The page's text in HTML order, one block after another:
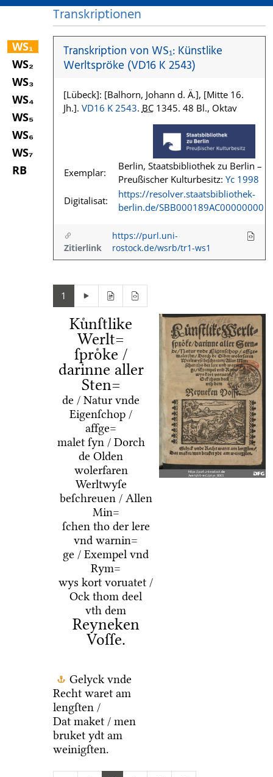
WS₁
WS₂
WS₃
WS₄
WS₅
WS₆
WS₇
RB
Transkriptionen
Transkription von WS₁: Künstlike
Werltspröke (VD16 K 2543)
[Lübeck]: [Balhorn, Johann d. Ä.], [Mitte 16.
Jh.]. VD16 K 2543. BC1345. 48 Bl., Oktav
Exemplar:
Berlin, Staatsbibliothek zu Berlin –
Preußischer Kulturbesitz: Yc 1998
Digitalisat:
https://resolver.staatsbibliothek-
berlin.de/SBB000189AC00000000
Zitierlink
https://purl.uni-
rostock.de/wsrb/tr1-ws1
1
Kuͤnſtlike
Werlt=
ſproͤke /
darinne aller
Sten=
de / Natur vnde
Eigenſchop /
affge=
malet ſyn / Dorch
de Olden
wolerfaren
Werltwyſe
beſchreuen / Allen
Min=
ſchen tho der lere
vnd warnin=
ge / Exempel vnd
Rym=
wys kort voruatet /
Ock thom deel
vth dem
Reyneken
Voſſe.
Gelyck vnde
Recht waret am
lengſten /
Dat maket / men
bruket ydt am
weinigſten.